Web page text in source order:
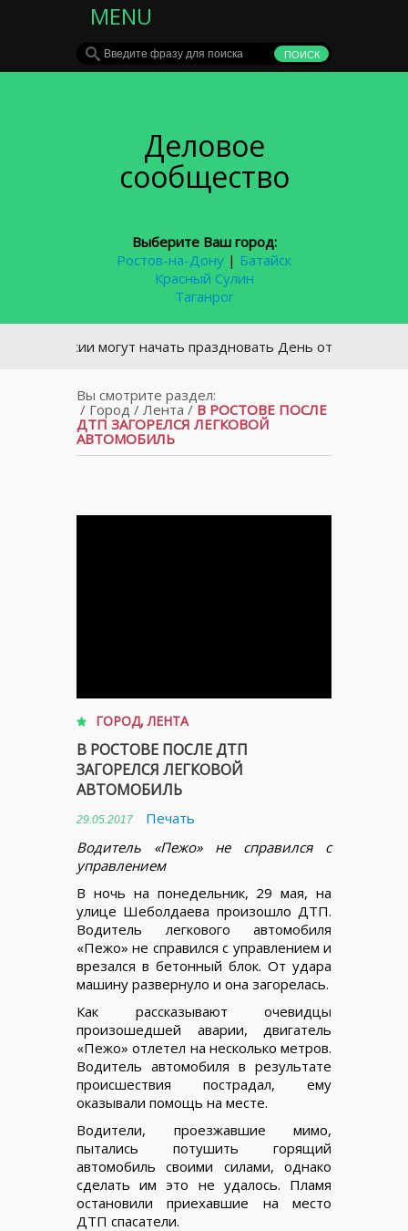
MENU
Деловое
сообщество
Выберите Ваш город:
Ростов-на-Дону | Батайск
Красный Сулин
Таганрог
России могут начать праздновать День отца
Вы смотрите раздел:
/ Город/ Лента / В РОСТОВЕ ПОСЛЕ
ДТП ЗАГОРЕЛСЯ ЛЕГКОВОЙ
АВТОМОБИЛЬ
ГОРОД,ЛЕНТА
В РОСТОВЕ ПОСЛЕ ДТП
ЗАГОРЕЛСЯ ЛЕГКОВОЙ
АВТОМОБИЛЬ
29.05.2017
Печать
Водитель «Пежо» не справился с
управлением
В ночь на понедельник, 29 мая, на
улице Шеболдаева произошло ДТП.
Водитель легкового автомобиля
«Пежо» не справился с управлением и
врезался в бетонный блок. От удара
машину развернуло и она загорелась.
Как рассказывают очевидцы
произошедшей аварии, двигатель
«Пежо» отлетел на несколько метров.
Водитель автомобиля в результате
происшествия пострадал, ему
оказывали помощь на месте.
Водители, проезжавшие мимо,
пытались потушить горящий
автомобиль своими силами, однако
сделать им это не удалось. Пламя
остановили приехавшие на место
ДТП спасатели.